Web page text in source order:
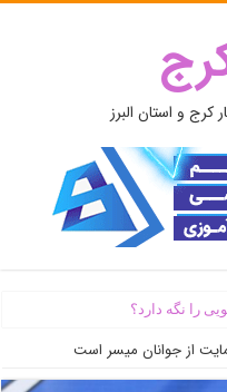
کرج و استان البرز
را نگه دارد؟
از جوانان میسر است